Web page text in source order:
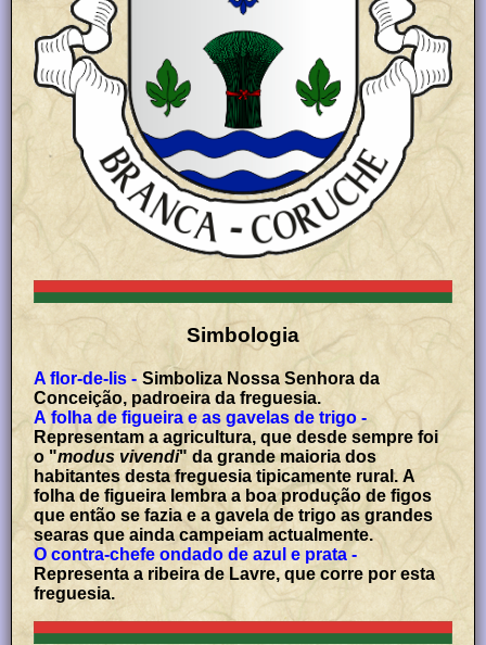
Simbologia
A flor-de-lis - Simboliza Nossa Senhora da
Conceição, padroeira da freguesia.
A folha de figueira e as gavelas de trigo -
Representam a agricultura, que desde sempre foi
o "modus vivendi" da grande maioria dos
habitantes desta freguesia tipicamente rural. A
folha de figueira lembra a boa produção de figos
que então se fazia e a gavela de trigo as grandes
searas que ainda campeiam actualmente.
O contra-chefe ondado de azul e prata -
Representa a ribeira de Lavre, que corre por esta
freguesia.